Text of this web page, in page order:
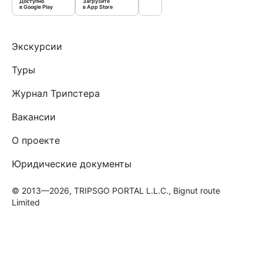
в Google Play
в App Store
Экскурсии
Туры
Журнал Трипстера
Вакансии
О проекте
Юридические документы
© 2013—2026, TRIPSGO PORTAL L.L.C., Bignut route
Limited